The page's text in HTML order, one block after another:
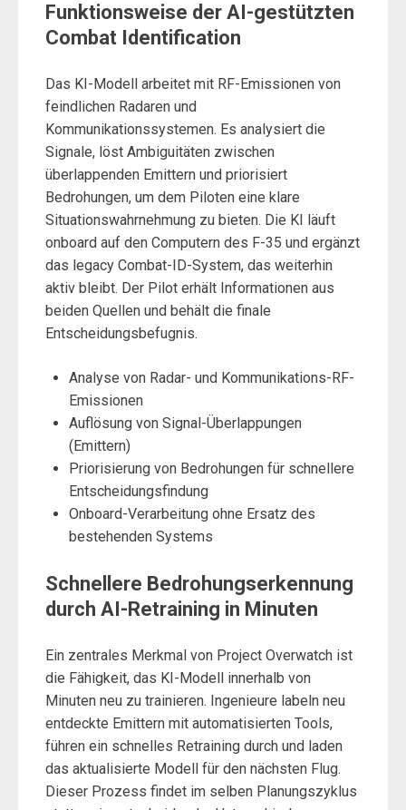
Funktionsweise der AI-gestützten
Combat Identification
Das KI-Modell arbeitet mit RF-Emissionen von
feindlichen Radaren und
Kommunikationssystemen. Es analysiert die
Signale, löst Ambiguitäten zwischen
überlappenden Emittern und priorisiert
Bedrohungen, um dem Piloten eine klare
Situationswahrnehmung zu bieten. Die KI läuft
onboard auf den Computern des F-35 und ergänzt
das legacy Combat-ID-System, das weiterhin
aktiv bleibt. Der Pilot erhält Informationen aus
beiden Quellen und behält die finale
Entscheidungsbefugnis.
Analyse von Radar- und Kommunikations-RF-
Emissionen
Auflösung von Signal-Überlappungen
(Emittern)
Priorisierung von Bedrohungen für schnellere
Entscheidungsfindung
Onboard-Verarbeitung ohne Ersatz des
bestehenden Systems
Schnellere Bedrohungserkennung
durch AI-Retraining in Minuten
Ein zentrales Merkmal von Project Overwatch ist
die Fähigkeit, das KI-Modell innerhalb von
Minuten neu zu trainieren. Ingenieure labeln neu
entdeckte Emittern mit automatisierten Tools,
führen ein schnelles Retraining durch und laden
das aktualisierte Modell für den nächsten Flug.
Dieser Prozess findet im selben Planungszyklus